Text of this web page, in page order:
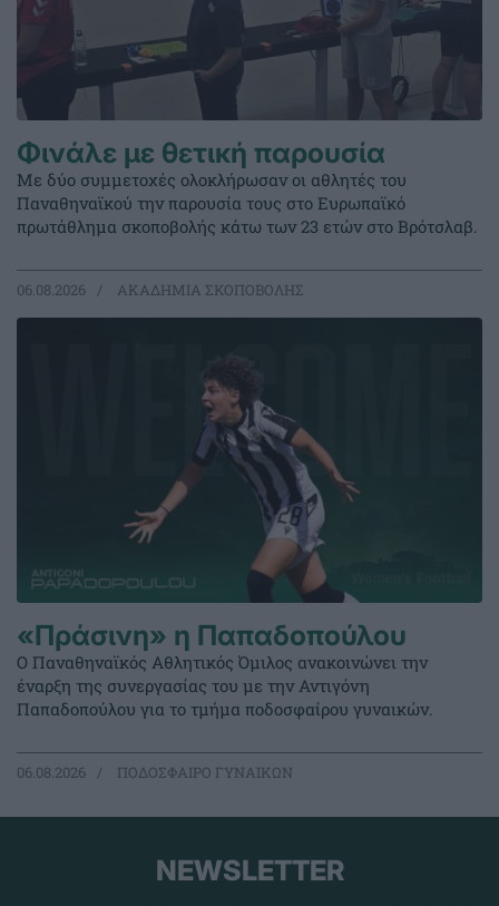
Φινάλε με θετική παρουσία
Με δύο συμμετοχές ολοκλήρωσαν οι αθλητές του
Παναθηναϊκού την παρουσία τους στο Ευρωπαϊκό
πρωτάθλημα σκοποβολής κάτω των 23 ετών στο Βρότσλαβ.
06.08.2026 ΑΚΑΔΗΜΙΑ ΣΚΟΠΟΒΟΛΗΣ
«Πράσινη» η Παπαδοπούλου
Ο Παναθηναϊκός Αθλητικός Όμιλος ανακοινώνει την
έναρξη της συνεργασίας του με την Αντιγόνη
Παπαδοπούλου για το τμήμα ποδοσφαίρου γυναικών.
06.08.2026 ΠΟΔΟΣΦΑΙΡΟ ΓΥΝΑΙΚΩΝ
NEWSLETTER